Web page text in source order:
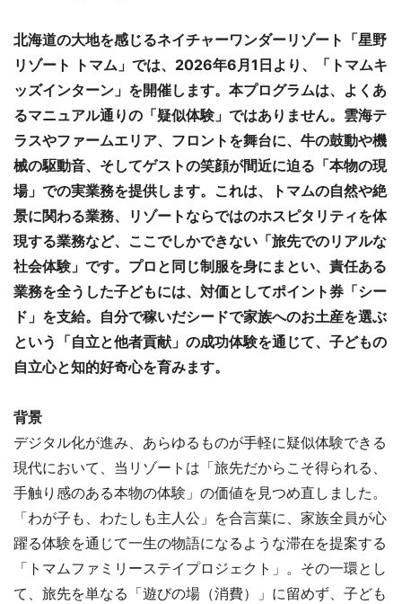
北海道の大地を感じるネイチャーワンダーリゾート「星野
リゾート トマム」では、2026年6月1日より、「トマムキ
ッズインターン」を開催します。本プログラムは、よくあ
るマニュアル通りの「疑似体験」ではありません。雲海テ
ラスやファームエリア、フロントを舞台に、牛の鼓動や機
械の駆動音、そしてゲストの笑顔が間近に迫る「本物の現
場」での実業務を提供します。これは、トマムの自然や絶
景に関わる業務、リゾートならではのホスピタリティを体
現する業務など、ここでしかできない「旅先でのリアルな
社会体験」です。プロと同じ制服を身にまとい、責任ある
業務を全うした子どもには、対価としてポイント券「シー
ド」を支給。自分で稼いだシードで家族へのお土産を選ぶ
という「自立と他者貢献」の成功体験を通じて、子どもの
自立心と知的好奇心を育みます。
背景
デジタル化が進み、あらゆるものが手軽に疑似体験できる
現代において、当リゾートは「旅先だからこそ得られる、
手触り感のある本物の体験」の価値を見つめ直しました。
「わが子も、わたしも主人公」を合言葉に、家族全員が心
躍る体験を通じて一生の物語になるような滞在を提案する
「トマムファミリーステイプロジェクト」。その一環とし
て、旅先を単なる「遊びの場（消費）」に留めず、子ども